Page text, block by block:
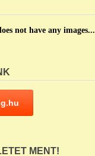
not have any images...
MENT!